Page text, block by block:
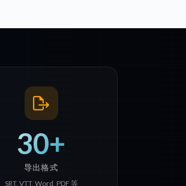
30+
导出格式
SRT, VTT, Word, PDF 等